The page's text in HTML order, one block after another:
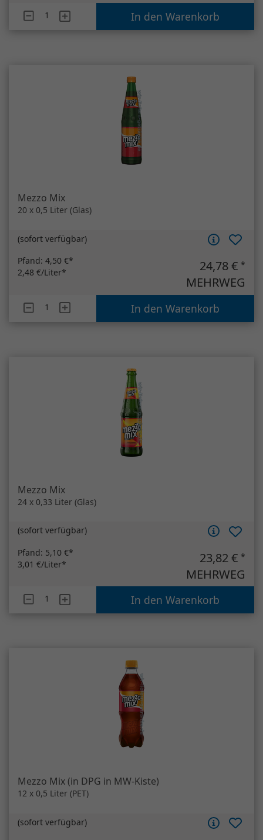
Artikelanzahl Mezzo MixIn den Warenkorb
Mezzo Mix
20 x 0,5 Liter (Glas)
(sofort verfügbar)
Pfand: 4,50 €*
2,48 €/Liter*
24,78 € *
MEHRWEG
Artikelanzahl Mezzo MixIn den Warenkorb
Mezzo Mix
24 x 0,33 Liter (Glas)
(sofort verfügbar)
Pfand: 5,10 €*
3,01 €/Liter*
23,82 € *
MEHRWEG
Artikelanzahl Mezzo MixIn den Warenkorb
Mezzo Mix (in DPG in MW-Kiste)
12 x 0,5 Liter (PET)
(sofort verfügbar)